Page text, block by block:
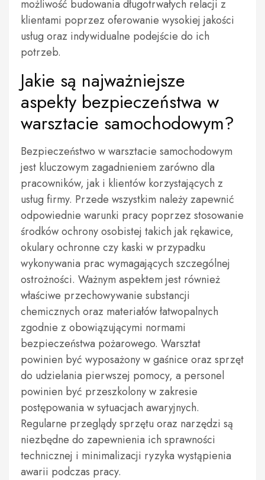
możliwość budowania długotrwałych relacji z
klientami poprzez oferowanie wysokiej jakości
usług oraz indywidualne podejście do ich
potrzeb.
Jakie są najważniejsze
aspekty bezpieczeństwa w
warsztacie samochodowym?
Bezpieczeństwo w warsztacie samochodowym
jest kluczowym zagadnieniem zarówno dla
pracowników, jak i klientów korzystających z
usług firmy. Przede wszystkim należy zapewnić
odpowiednie warunki pracy poprzez stosowanie
środków ochrony osobistej takich jak rękawice,
okulary ochronne czy kaski w przypadku
wykonywania prac wymagających szczególnej
ostrożności. Ważnym aspektem jest również
właściwe przechowywanie substancji
chemicznych oraz materiałów łatwopalnych
zgodnie z obowiązującymi normami
bezpieczeństwa pożarowego. Warsztat
powinien być wyposażony w gaśnice oraz sprzęt
do udzielania pierwszej pomocy, a personel
powinien być przeszkolony w zakresie
postępowania w sytuacjach awaryjnych.
Regularne przeglądy sprzętu oraz narzędzi są
niezbędne do zapewnienia ich sprawności
technicznej i minimalizacji ryzyka wystąpienia
awarii podczas pracy.